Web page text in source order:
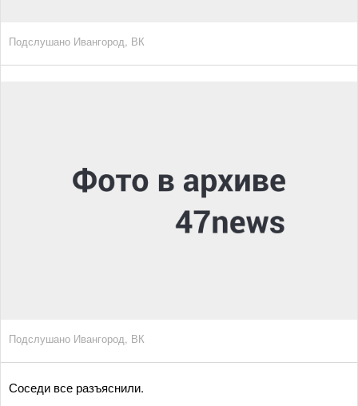
Подслушано Ивангород, ВК
Подслушано Ивангород, ВК
Соседи все разъяснили.